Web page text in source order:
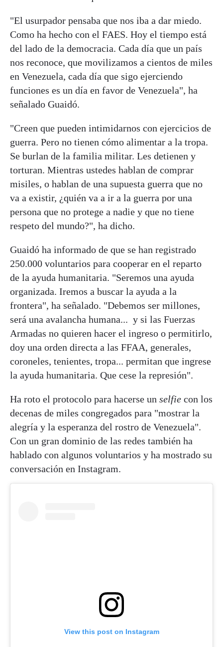
"El usurpador pensaba que nos iba a dar miedo.
Como ha hecho con el FAES. Hoy el tiempo está
del lado de la democracia. Cada día que un país
nos reconoce, que movilizamos a cientos de miles
en Venezuela, cada día que sigo ejerciendo
funciones es un día en favor de Venezuela", ha
señalado Guaidó.
"Creen que pueden intimidarnos con ejercicios de
guerra. Pero no tienen cómo alimentar a la tropa.
Se burlan de la familia militar. Les detienen y
torturan. Mientras ustedes hablan de comprar
misiles, o hablan de una supuesta guerra que no
va a existir, ¿quién va a ir a la guerra por una
persona que no protege a nadie y que no tiene
respeto del mundo?", ha dicho.
Guaidó ha informado de que se han registrado
250.000 voluntarios para cooperar en el reparto
de la ayuda humanitaria. "Seremos una ayuda
organizada. Iremos a buscar la ayuda a la
frontera", ha señalado. "Debemos ser millones,
será una avalancha humana... y si las Fuerzas
Armadas no quieren hacer el ingreso o permitirlo,
doy una orden directa a las FFAA, generales,
coroneles, tenientes, tropa... permitan que ingrese
la ayuda humanitaria. Que cese la represión".
Ha roto el protocolo para hacerse un selfie con los
decenas de miles congregados para "mostrar la
alegría y la esperanza del rostro de Venezuela".
Con un gran dominio de las redes también ha
hablado con algunos voluntarios y ha mostrado su
conversación en Instagram.
View this post on Instagram